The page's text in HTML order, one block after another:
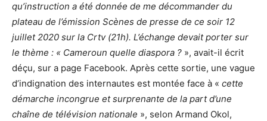
qu’instruction a été donnée de me décommander du
plateau de l’émission Scènes de presse de ce soir 12
juillet 2020 sur la Crtv (21h). L’échange devait porter sur
le thème : « Cameroun quelle diaspora ? », avait-il écrit
déçu, sur a page Facebook. Après cette sortie, une vague
d’indignation des internautes est montée face à « cette
démarche incongrue et surprenante de la part d’une
chaîne de télévision nationale », selon Armand Okol,